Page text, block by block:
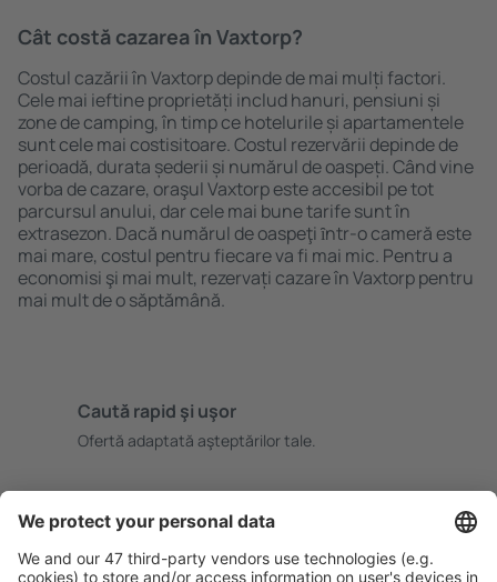
Cât costă cazarea în Vaxtorp?
Costul cazării în Vaxtorp depinde de mai mulți factori.
Cele mai ieftine proprietăți includ hanuri, pensiuni și
zone de camping, în timp ce hotelurile și apartamentele
sunt cele mai costisitoare. Costul rezervării depinde de
perioadă, durata șederii și numărul de oaspeți. Când vine
vorba de cazare, oraşul Vaxtorp este accesibil pe tot
parcursul anului, dar cele mai bune tarife sunt în
extrasezon. Dacă numărul de oaspeţi ȋntr-o cameră este
mai mare, costul pentru fiecare va fi mai mic. Pentru a
economisi şi mai mult, rezervați cazare în Vaxtorp pentru
mai mult de o săptămână.
Caută rapid şi uşor
Ofertă adaptată aşteptărilor tale.
Rezervare fără griji cu opțiune gratuită de anulare.